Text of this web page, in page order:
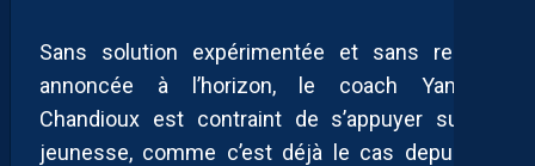
Sans solution expérimentée et sans recrue
annoncée à l’horizon, le coach Yannick
Chandioux est contraint de s’appuyer sur la
jeunesse, comme c’est déjà le cas depuis le